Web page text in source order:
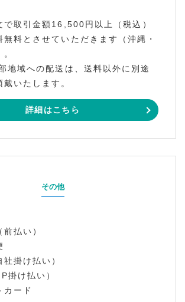
で取引金額16,500円以上（税込）
無料とさせていただきます（沖縄・
地域への配送は、送料以外に別途
いたします。
詳細はこちら
その他
前払い）
社掛け払い）
掛け払い）
カード